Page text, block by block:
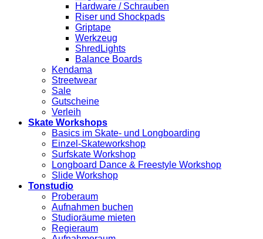
Hardware / Schrauben
Riser und Shockpads
Griptape
Werkzeug
ShredLights
Balance Boards
Kendama
Streetwear
Sale
Gutscheine
Verleih
Skate Workshops
Basics im Skate- und Longboarding
Einzel-Skateworkshop
Surfskate Workshop
Longboard Dance & Freestyle Workshop
Slide Workshop
Tonstudio
Proberaum
Aufnahmen buchen
Studioräume mieten
Regieraum